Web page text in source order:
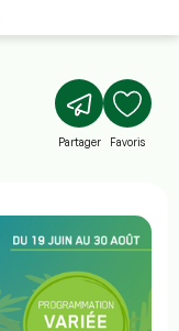
Partager Favoris